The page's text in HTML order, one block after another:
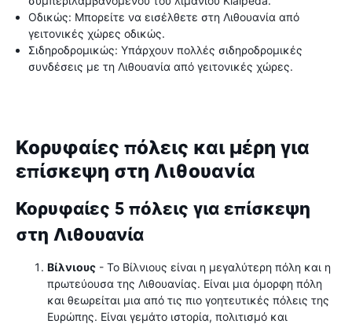
Οδικώς: Μπορείτε να εισέλθετε στη Λιθουανία από
γειτονικές χώρες οδικώς.
Σιδηροδρομικώς: Υπάρχουν πολλές σιδηροδρομικές
συνδέσεις με τη Λιθουανία από γειτονικές χώρες.
Κορυφαίες πόλεις και μέρη για
επίσκεψη στη Λιθουανία
Κορυφαίες 5 πόλεις για επίσκεψη
στη Λιθουανία
Βίλνιους - Το Βίλνιους είναι η μεγαλύτερη πόλη και η
πρωτεύουσα της Λιθουανίας. Είναι μια όμορφη πόλη
και θεωρείται μια από τις πιο γοητευτικές πόλεις της
Ευρώπης. Είναι γεμάτο ιστορία, πολιτισμό και